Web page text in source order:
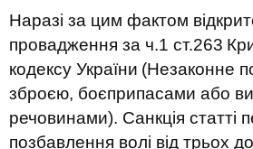
Наразі за цим фактом
провадження за ч.1 ст.263
кодексу України (Незаконне
зброєю, боєприпасами або
речовинами). Санкція статті
позбавлення волі від трьох